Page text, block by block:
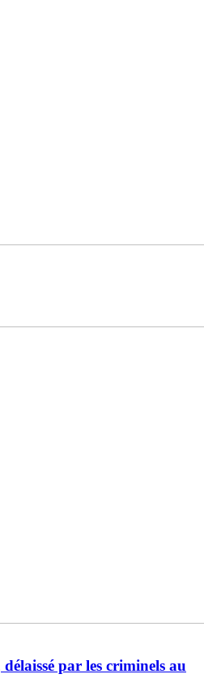
par les criminels au